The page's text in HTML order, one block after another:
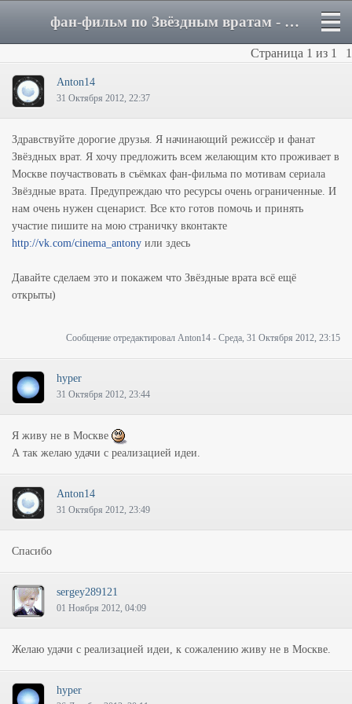
фан-фильм по Звёздным вратам - Форум
Страница 1 из 1 1
Anton14
31 Октября 2012, 22:37
Здравствуйте дорогие друзья. Я начинающий режиссёр и фанат
Звёздных врат. Я хочу предложить всем желающим кто проживает в
Москве поучаствовать в съёмках фан-фильма по мотивам сериала
Звёздные врата. Предупреждаю что ресурсы очень ограниченные. И
нам очень нужен сценарист. Все кто готов помочь и принять
участие пишите на мою страничку вконтакте
http://vk.com/cinema_antony или здесь
Давайте сделаем это и покажем что Звёздные врата всё ещё
открыты)
Сообщение отредактировал Anton14 - Среда, 31 Октября 2012, 23:15
hyper
31 Октября 2012, 23:44
Я живу не в Москве
А так желаю удачи с реализацией идеи.
Anton14
31 Октября 2012, 23:49
Спасибо
sergey289121
01 Ноября 2012, 04:09
Желаю удачи с реализацией идеи, к сожалению живу не в Москве.
hyper